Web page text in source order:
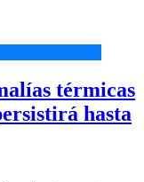
térmicas
hasta